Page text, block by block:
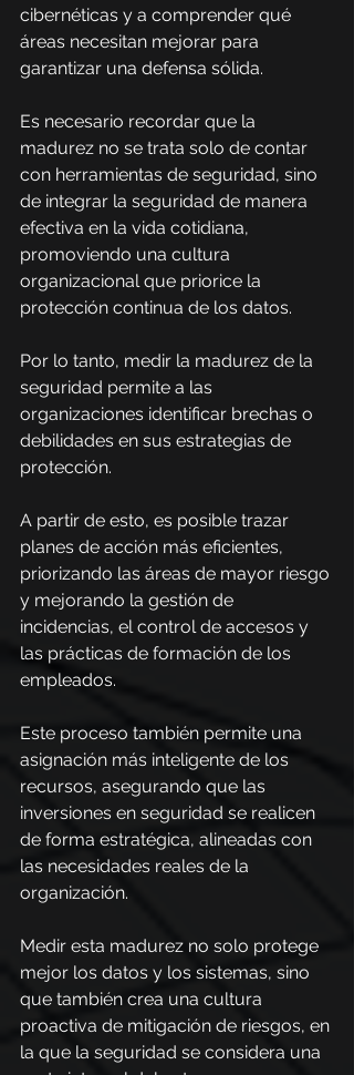
cibernéticas y a comprender qué
áreas necesitan mejorar para
garantizar una defensa sólida.
Es necesario recordar que la
madurez no se trata solo de contar
con herramientas de seguridad, sino
de integrar la seguridad de manera
efectiva en la vida cotidiana,
promoviendo una cultura
organizacional que priorice la
protección continua de los datos.
Por lo tanto, medir la madurez de la
seguridad permite a las
organizaciones identificar brechas o
debilidades en sus estrategias de
protección.
A partir de esto, es posible trazar
planes de acción más eficientes,
priorizando las áreas de mayor riesgo
y mejorando la gestión de
incidencias, el control de accesos y
las prácticas de formación de los
empleados.
Este proceso también permite una
asignación más inteligente de los
recursos, asegurando que las
inversiones en seguridad se realicen
de forma estratégica, alineadas con
las necesidades reales de la
organización.
Medir esta madurez no solo protege
mejor los datos y los sistemas, sino
que también crea una cultura
proactiva de mitigación de riesgos, en
la que la seguridad se considera una